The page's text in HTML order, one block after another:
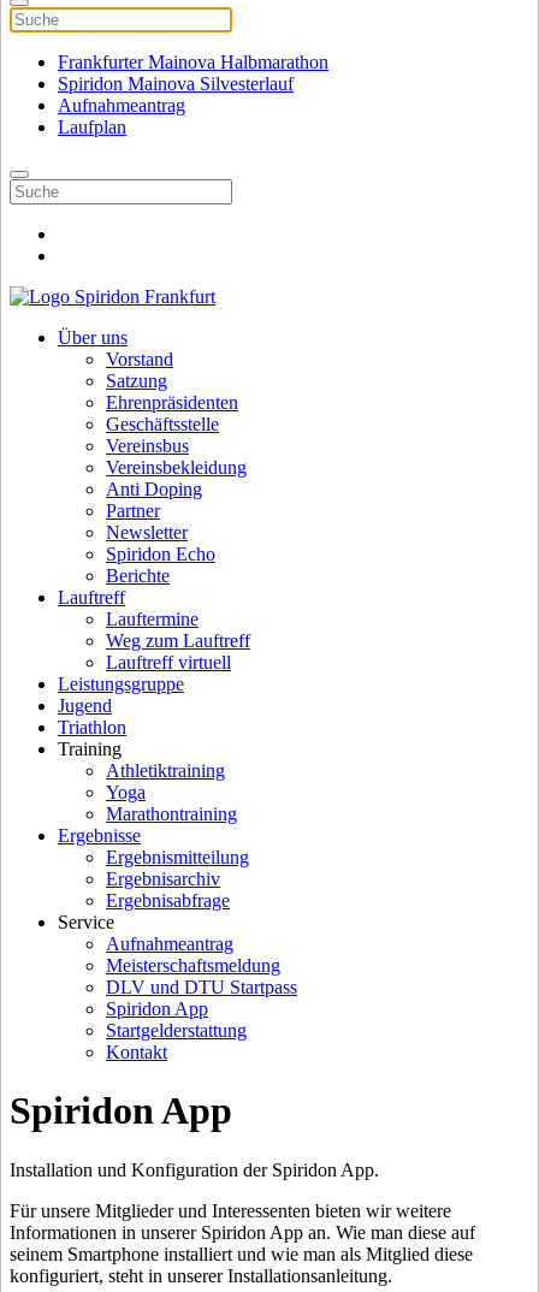
Frankfurter Mainova Halbmarathon
Spiridon Mainova Silvesterlauf
Aufnahmeantrag
Laufplan
Über uns
Vorstand
Satzung
Ehrenpräsidenten
Geschäftsstelle
Vereinsbus
Vereinsbekleidung
Anti Doping
Partner
Newsletter
Spiridon Echo
Berichte
Lauftreff
Lauftermine
Weg zum Lauftreff
Lauftreff virtuell
Leistungsgruppe
Jugend
Triathlon
Training
Athletiktraining
Yoga
Marathontraining
Ergebnisse
Ergebnismitteilung
Ergebnisarchiv
Ergebnisabfrage
Service
Aufnahmeantrag
Meisterschaftsmeldung
DLV und DTU Startpass
Spiridon App
Startgelderstattung
Kontakt
Spiridon App
Installation und Konfiguration der Spiridon App.
Für unsere Mitglieder und Interessenten bieten wir weitere
Informationen in unserer Spiridon App an. Wie man diese auf
seinem Smartphone installiert und wie man als Mitglied diese
konfiguriert, steht in unserer Installationsanleitung.